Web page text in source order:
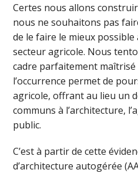
Certes nous allons
nous ne souhaitons pas
de le faire le mieux possible
secteur agricole. Nous
cadre parfaitement maîtrisé
l’occurrence permet de
agricole, offrant au lieu un
communs à l’architecture,
public.
C’est à partir de cette
d’architecture autogérée